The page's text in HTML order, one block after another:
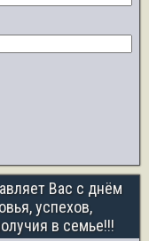
Вас с днём
успехов,
в семье!!!